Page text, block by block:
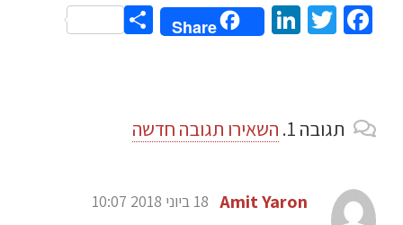
Facebook
Twitter
LinkedIn
Share
Share
תגובה השאירו תגובה חדשה
Amit Yaron 18 ביוני 2018 10:07